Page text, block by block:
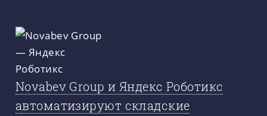
Novabev Group и Яндекс Роботикс
автоматизируют складские